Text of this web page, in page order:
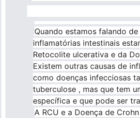
Quando estamos falando
inflamatórias intestinais
Retocolite ulcerativa e da
Existem outras causas de
como doenças infecciosas
tuberculose , mas que tem
específica e que pode ser
A RCU e a Doença de